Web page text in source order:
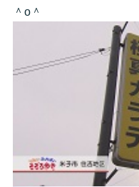
＾o＾